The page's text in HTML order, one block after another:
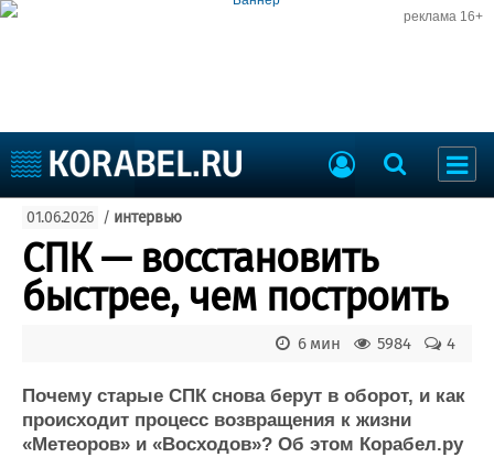
реклама 16+
Судоходство
Судоремонт
События
Пресс-релизы
Порты
Рыболовство
Еще
Судостроение
Торговая площадка
01.06.2026 / интервью
СПК — восстановить
быстрее, чем построить
4
5984
6 мин
Почему старые СПК снова берут в оборот, и как
происходит процесс возвращения к жизни
«Метеоров» и «Восходов»? Об этом Корабел.ру